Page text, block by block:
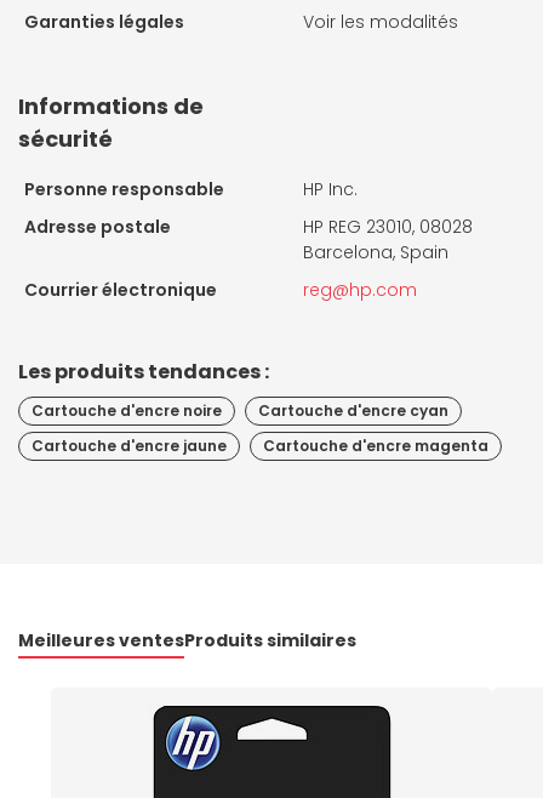
Garanties légales Voir les modalités
Informations de
sécurité
Personne responsable
HP Inc.
Adresse postale
HP REG 23010, 08028
Barcelona, Spain
Courrier électronique
reg@hp.com
Les produits tendances :
Cartouche d'encre noire
Cartouche d'encre cyan
Cartouche d'encre jaune
Cartouche d'encre magenta
Meilleures ventesProduits similaires